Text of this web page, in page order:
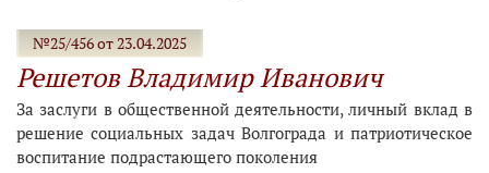
№25/456 от 23.04.2025
Решетов Владимир Иванович
За заслуги в общественной деятельности, личный вклад в
решение социальных задач Волгограда и патриотическое
воспитание подрастающего поколения